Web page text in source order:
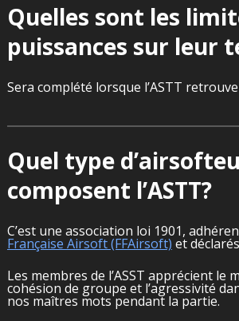
Quelles sont les
puissances sur leur
Sera complété lorsque l’ASTT
Quel type
composent l’ASTT?
C’est une association loi 1901,
Française Airsoft (FFAirsoft) et
Les membres de l’ASST apprécient le
cohésion de groupe et l’agressivité
nos maîtres mots pendant la partie.